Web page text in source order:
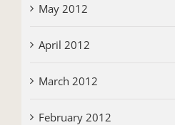
May 2012
April 2012
March 2012
February 2012